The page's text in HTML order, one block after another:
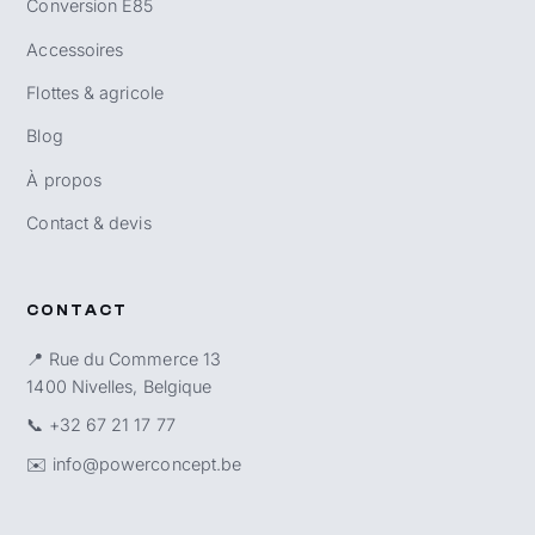
Conversion E85
Accessoires
Flottes & agricole
Blog
À propos
Contact & devis
CONTACT
📍 Rue du Commerce 13
1400 Nivelles, Belgique
📞 +32 67 21 17 77
✉️ info@powerconcept.be